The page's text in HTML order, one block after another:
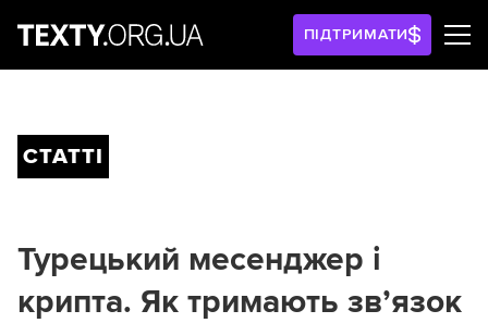
ПІДТРИМАТИ
СТАТТІ
Турецький месенджер і
крипта. Як тримають зв’язок